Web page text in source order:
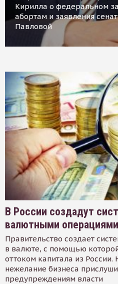
Кирилла о федеральном
абортам и заявления
Павловой
В России создадут
валютными операциями
Правительство создает
в валюте, с помощью
оттоком капитала из России.
нежелание бизнеса
предупреждениям власти